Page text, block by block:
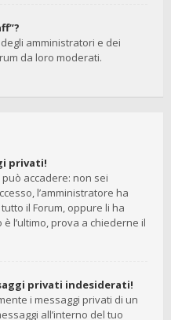
amministratori e dei
da loro moderati.
privati!
accadere: non sei
l’amministratore ha
il Forum, oppure li ha
l’ultimo, prova a chiederne il
privati indesiderati!
i messaggi privati ​​di un
all’interno del tuo